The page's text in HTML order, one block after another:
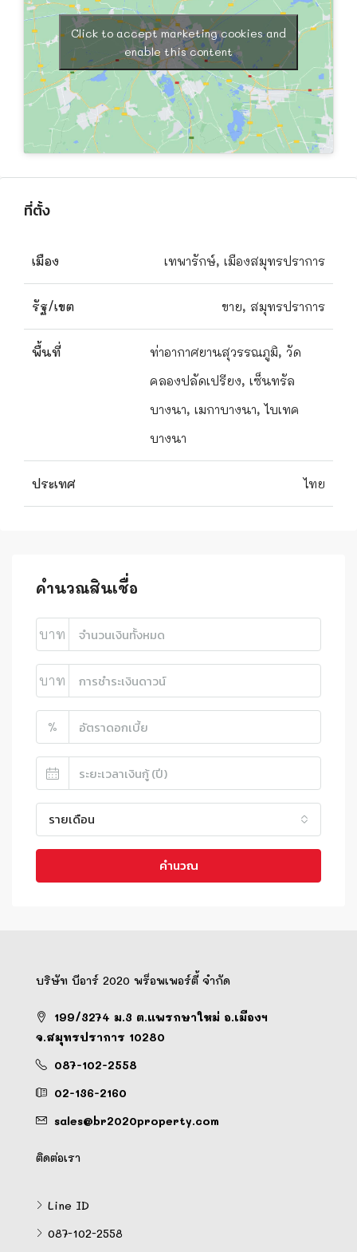
Click to accept marketing cookies and
enable this content
ที่ตั้ง
เมือง เทพารักษ์, เมืองสมุทรปราการ
รัฐ/เขต ขาย, สมุทรปราการ
พื้นที่
ท่าอากาศยานสุวรรณภูมิ, วัด
คลองปลัดเปรียง, เซ็นทรัล
บางนา, เมกาบางนา, ไบเทค
บางนา
ประเทศ ไทย
คำนวณสินเชื่อ
บาท
บาท
%
รายเดือน
คำนวณ
บริษัท บีอาร์ 2020 พร็อพเพอร์ตี้ จำกัด
199/3274 ม.3 ต.แพรกษาใหม่ อ.เมืองฯ
จ.สมุทรปราการ 10280
087-102-2558
02-136-2160
sales@br2020property.com
ติดต่อเรา
Line ID
087-102-2558